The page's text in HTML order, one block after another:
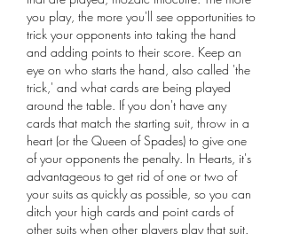
you play, the more you'll see opportunities to
trick your opponents into taking the hand
and adding points to their score. Keep an
eye on who starts the hand, also called 'the
trick,' and what cards are being played
around the table. If you don't have any
cards that match the starting suit, throw in a
heart (or the Queen of Spades) to give one
of your opponents the penalty. In Hearts, it's
advantageous to get rid of one or two of
your suits as quickly as possible, so you can
ditch your high cards and point cards of
other suits when other players play that suit.